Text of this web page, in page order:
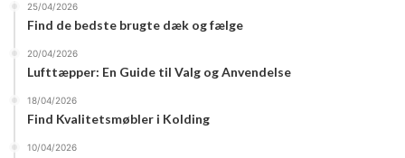
egne chauffører, hvilket sikrer en hurtig og effektiv
service. Dette gør det lettere for kunderne at få deres
nye seng hjem uden besvær.
Trustpilot vurderinger som
garanti for kvalitet
25/04/2026
Find de bedste brugte dæk og fælge
20/04/2026
Lufttæpper: En Guide til Valg og Anvendelse
18/04/2026
Find Kvalitetsmøbler i Kolding
10/04/2026